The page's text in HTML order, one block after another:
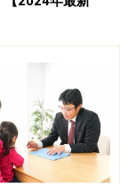
額、4級取得は
が免除）